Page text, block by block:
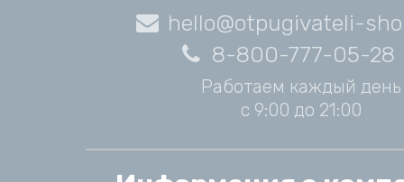
hello@otpugivateli-
8-800-777-05-28
Работаем каждый день
с 9:00 до 21:00